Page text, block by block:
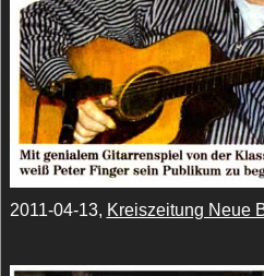
2011-04-13, Kreiszeitung Neue